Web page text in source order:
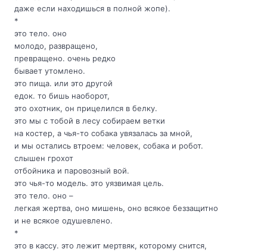
даже если находишься в полной жопе).
*
это тело. оно
молодо, развращено,
превращено. очень редко
бывает утомлено.
это пища. или это другой
едок. то бишь наоборот,
это охотник, он прицелился в белку.
это мы с тобой в лесу собираем ветки
на костер, а чья-то собака увязалась за мной,
и мы остались втроем: человек, собака и робот.
слышен грохот
отбойника и паровозный вой.
это чья-то модель. это уязвимая цель.
это тело. оно –
легкая жертва, оно мишень, оно всякое беззащитно
и не всякое одушевлено.
*
это в кассу. это лежит мертвяк, которому снится,